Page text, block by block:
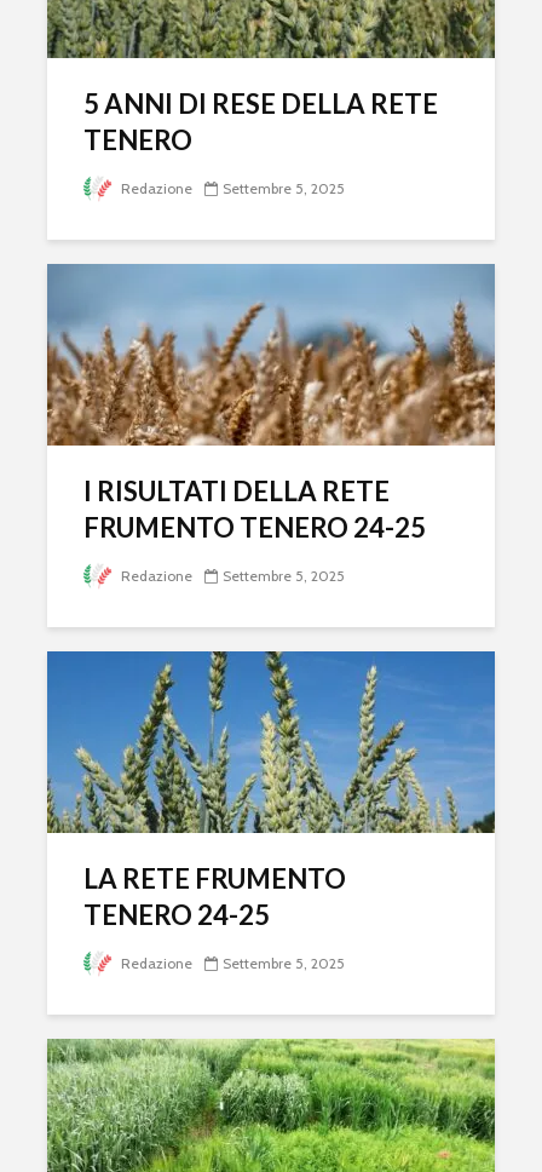
5 ANNI DI RESE DELLA RETE
TENERO
Redazione Settembre 5, 2025
I RISULTATI DELLA RETE
FRUMENTO TENERO 24-25
Redazione Settembre 5, 2025
LA RETE FRUMENTO
TENERO 24-25
Redazione Settembre 5, 2025